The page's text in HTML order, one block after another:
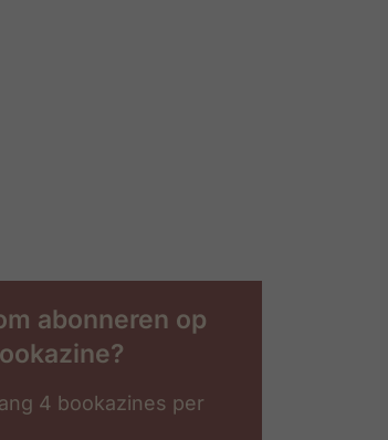
abonneren op
4 bookazines per